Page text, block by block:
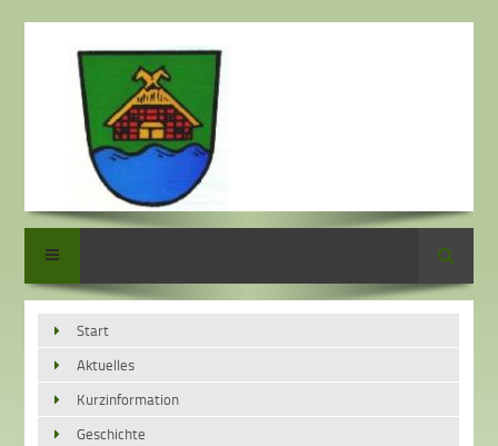
Suche
Start
Aktuelles
Kurzinformation
Geschichte